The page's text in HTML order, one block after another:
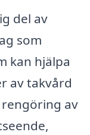
del av
som
kan hjälpa
av takvård
av